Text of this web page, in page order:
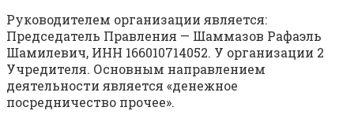
Руководителем организации является:
Председатель Правления — Шаммазов Рафаэль
Шамилевич, ИНН 166010714052. У организации 2
Учредителя. Основным направлением
деятельности является «денежное
посредничество прочее».